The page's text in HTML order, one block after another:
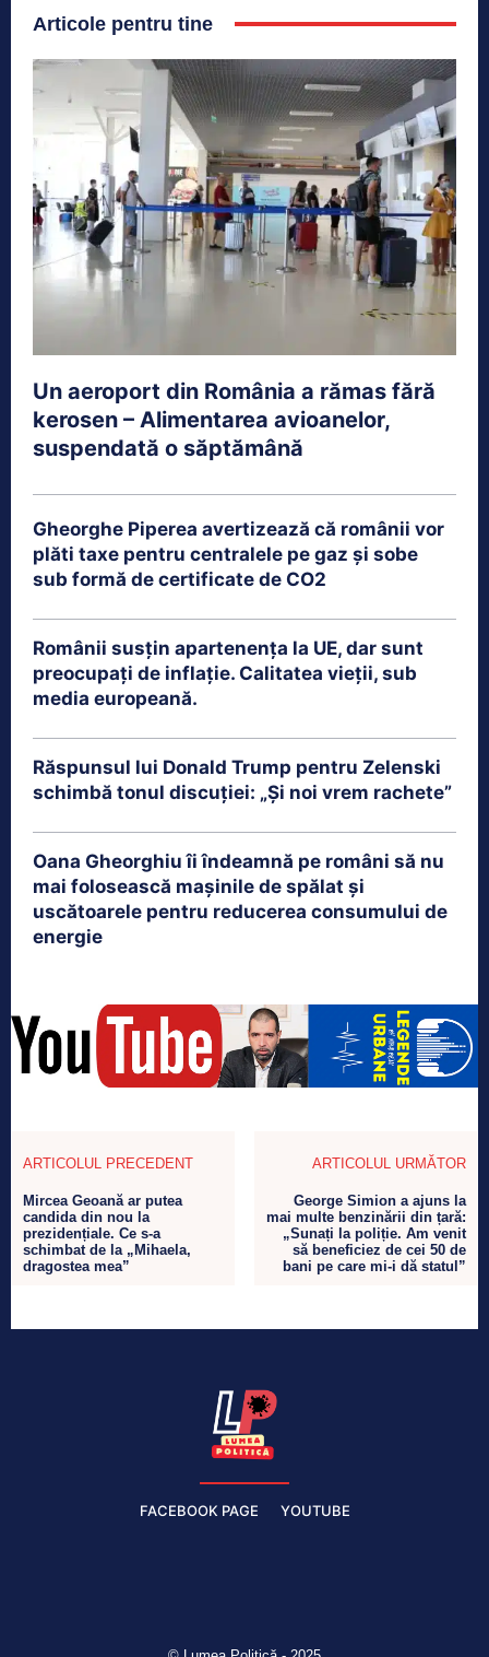
Articole pentru tine
Un aeroport din România a rămas fără
kerosen – Alimentarea avioanelor,
suspendată o săptămână
Gheorghe Piperea avertizează că românii vor
plăti taxe pentru centralele pe gaz și sobe
sub formă de certificate de CO2
Românii susțin apartenența la UE, dar sunt
preocupați de inflație. Calitatea vieții, sub
media europeană.
Răspunsul lui Donald Trump pentru Zelenski
schimbă tonul discuției: „Și noi vrem rachete”
Oana Gheorghiu îi îndeamnă pe români să nu
mai folosească mașinile de spălat și
uscătoarele pentru reducerea consumului de
energie
ARTICOLUL PRECEDENT
Mircea Geoană ar putea
candida din nou la
prezidențiale. Ce s-a
schimbat de la „Mihaela,
dragostea mea”
ARTICOLUL URMĂTOR
George Simion a ajuns la
mai multe benzinării din țară:
„Sunați la poliție. Am venit
să beneficiez de cei 50 de
bani pe care mi-i dă statul”
FACEBOOK PAGE YOUTUBE